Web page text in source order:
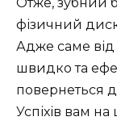
фізичний
Адже саме від
швидко та
повернеться
Успіхів вам